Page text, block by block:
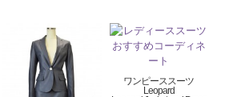
ワンピーススーツ
Leopard